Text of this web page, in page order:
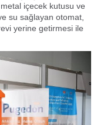
içecek kutusu ve
su sağlayan otomat,
yerine getirmesi ile